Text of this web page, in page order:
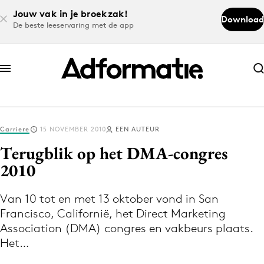
Jouw vak in je broekzak!
De beste leeservaring met de app
Download
Abonneer nu
Abonneer nu
Log in
Volg het laatste nieuws via de Adformatie
Nieuws app
Carriere 15 NOVEMBER 2010 EEN AUTEUR
Terugblik op het DMA-congres
2010
Van 10 tot en met 13 oktober vond in San
Francisco, Californië, het Direct Marketing
Association (DMA) congres en vakbeurs plaats.
Het…